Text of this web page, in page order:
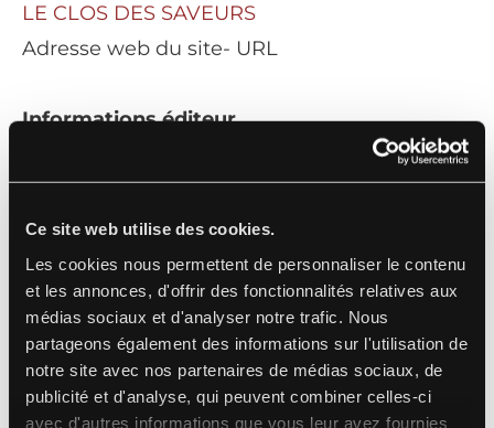
Ce site web utilise des cookies.
Les cookies nous permettent de personnaliser le contenu
et les annonces, d'offrir des fonctionnalités relatives aux
médias sociaux et d'analyser notre trafic. Nous
partageons également des informations sur l'utilisation de
notre site avec nos partenaires de médias sociaux, de
publicité et d'analyse, qui peuvent combiner celles-ci
avec d'autres informations que vous leur avez fournies
LE CLOS DES SAVEURS
Adresse web du site- URL
Informations éditeur
[custom_text_forme_de_la_societe] de droit
français au capital de xxxxx
RCS [custom_text_ville_numero]
Adresse du siège social : 31 Rue DE
L'ASCENSEUR, 62510, ARQUES
Numéro de téléphone :06 68 52 97 01